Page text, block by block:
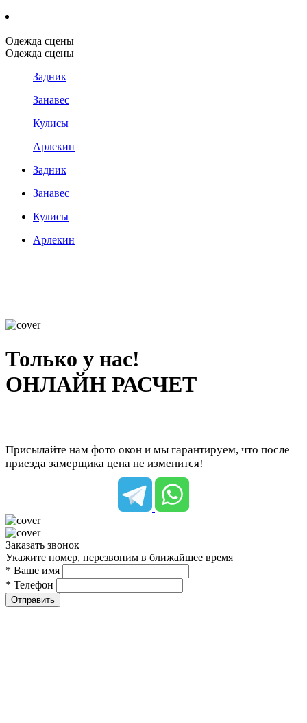
Одежда сцены
Одежда сцены
Задник
Занавес
Кулисы
Арлекин
Задник
Занавес
Кулисы
Арлекин
Только у нас!
ОНЛАЙН РАСЧЕТ
Присылайте нам фото окон и мы гарантируем, что после
приезда замерщика цена не изменится!
Заказать звонок
Укажите номер, перезвоним в ближайшее время
* Ваше имя
* Телефон
Отправить